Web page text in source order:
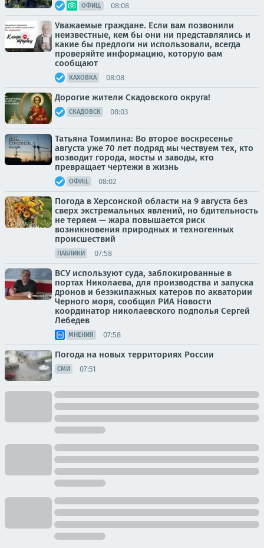
ОФИЦ. 08:08
Уважаемые граждане. Если вам позвонили
неизвестные, кем бы они ни представлялись и
какие бы предлоги ни использовали, всегда
проверяйте информацию, которую вам
сообщают
КАХОВКА 08:08
Дорогие жители Скадовского округа!
СКАДОВСК 08:03
Татьяна Томилина: Во второе воскресенье
августа уже 70 лет подряд мы чествуем тех, кто
возводит города, мосты и заводы, кто
превращает чертежи в жизнь
ОФИЦ. 08:02
Погода в Херсонской области на 9 августа без
сверх экстремальных явлений, но бдительность
не теряем — жара повышается риск
возникновения природных и техногенных
происшествий
ПАБЛИКИ 07:58
ВСУ используют суда, заблокированные в
портах Николаева, для производства и запуска
дронов и безэкипажных катеров по акватории
Черного моря, сообщил РИА Новости
координатор николаевского подполья Сергей
Лебедев
МНЕНИЯ 07:58
Погода на новых территориях России
СМИ 07:51